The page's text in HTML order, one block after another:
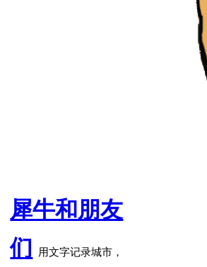
犀牛和朋友
们 用文字记录城市，